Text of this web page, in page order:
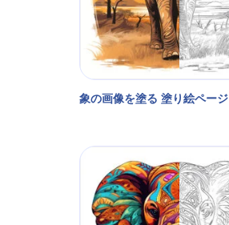
象の画像を塗る 塗り絵ページ